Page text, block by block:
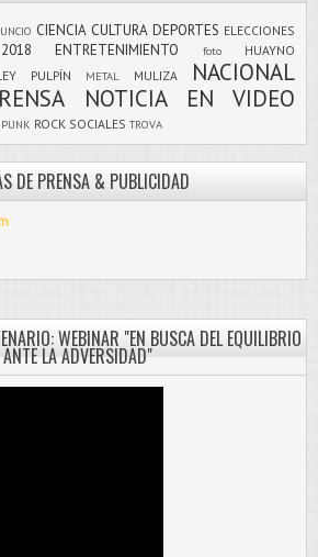
CIENCIA CULTURA DEPORTES ELECCIONES
ENTRETENIMIENTO foto HUAYNO
PULPÍN METAL MULIZA
NACIONAL
NOTICIA EN VIDEO
PUNK ROCK SOCIALES TROVA
DE PRENSA & PUBLICIDAD
WEBINAR "EN BUSCA DEL EQUILIBRIO
ANTE LA ADVERSIDAD"